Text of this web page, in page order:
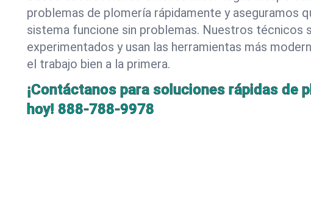
problemas de plomería rápidamente y aseguramos
sistema funcione sin problemas. Nuestros técnicos
experimentados y usan las herramientas más
el trabajo bien a la primera.
¡Contáctanos para soluciones rápidas de
hoy! 888-788-9978